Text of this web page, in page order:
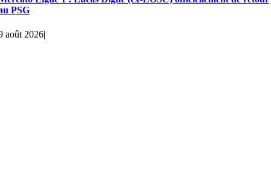
PSG
août 2026|